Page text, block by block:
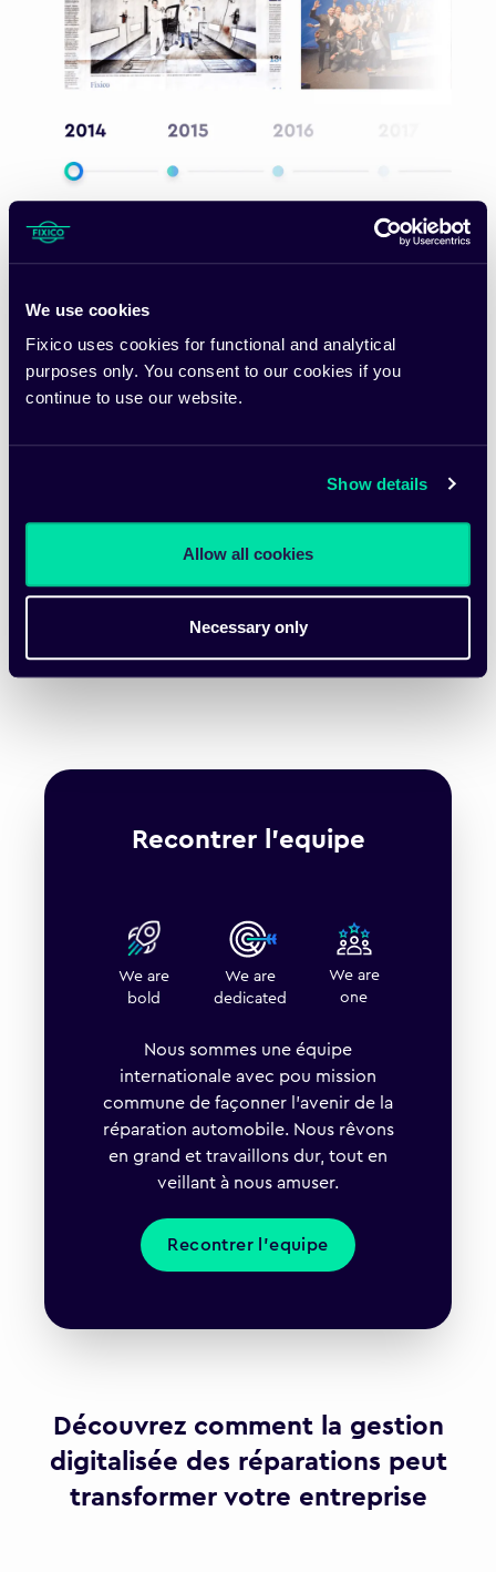
We use cookies
Fixico uses cookies for functional and analytical
purposes only. You consent to our cookies if you
continue to use our website.
Show details
Allow all cookies
Necessary only
Suivez notre croissance
comment nous avons constitué notre équipe
dans notre mission de façonner l'avenir de la
réparation automobile.
Notre Histoire
Recontrer l'equipe
We are
bold
We are
dedicated
We are
one
Nous sommes une équipe
internationale avec pou mission
commune de façonner l'avenir de la
réparation automobile. Nous rêvons
en grand et travaillons dur, tout en
veillant à nous amuser.
Recontrer l'equipe
Découvrez comment la gestion
digitalisée des réparations peut
transformer votre entreprise